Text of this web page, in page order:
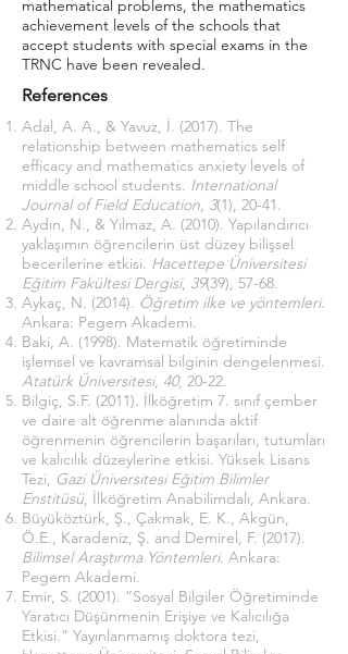
mathematical problems, the mathematics
achievement levels of the schools that
accept students with special exams in the
TRNC have been revealed.
References
Adal, A. A., & Yavuz, İ. (2017). The
relationship between mathematics self
efficacy and mathematics anxiety levels of
middle school students. International
Journal of Field Education, 3(1), 20-41.
Aydın, N., & Yılmaz, A. (2010). Yapılandırıcı
yaklaşımın öğrencilerin üst düzey bilişsel
becerilerine etkisi. Hacettepe Üniversitesi
Eğitim Fakültesi Dergisi, 39(39), 57-68.
Aykaç, N. (2014). Öğretim ilke ve yöntemleri.
Ankara: Pegem Akademi.
Baki, A. (1998). Matematik öğretiminde
işlemsel ve kavramsal bilginin dengelenmesi.
Atatürk Üniversitesi, 40, 20-22.
Bilgiç, S.F. (2011). İlköğretim 7. sınıf çember
ve daire alt öğrenme alanında aktif
öğrenmenin öğrencilerin başarıları, tutumları
ve kalıcılık düzeylerine etkisi. Yüksek Lisans
Tezi, Gazi Üniversitesi Eğitim Bilimler
Enstitüsü, İlköğretim Anabilimdalı, Ankara.
Büyüköztürk, Ş., Çakmak, E. K., Akgün,
Ö.E., Karadeniz, Ş. and Demirel, F. (2017).
Bilimsel Araştırma Yöntemleri. Ankara:
Pegem Akademi.
Emir, S. (2001). “Sosyal Bilgiler Öğretiminde
Yaratıcı Düşünmenin Erişiye ve Kalıcılığa
Etkisi.” Yayınlanmamış doktora tezi,